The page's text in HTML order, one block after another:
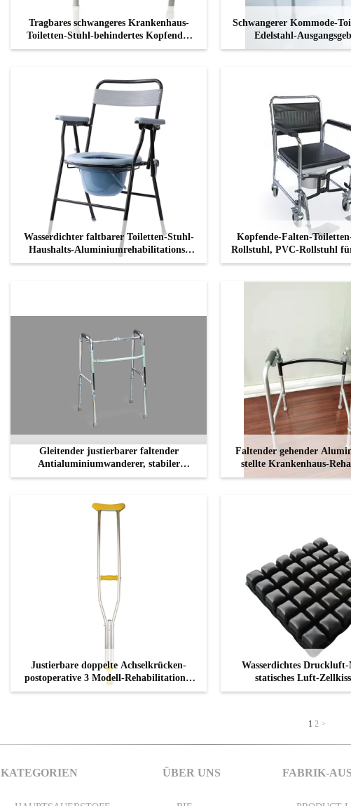
Tragbares schwangeres Krankenhaus-
Toiletten-Stuhl-behindertes Kopfende-
tragbare Kommode
Schwangerer Kommode-
Edelstahl-
Rehabilitations-
Wasserdichter faltbarer Toiletten-Stuhl-
Haushalts-Aluminiumrehabilitations-
Apparat
Kopfende-Falten-
Rollstuhl, PVC-Rollstuhl
Toilette
Gleitender justierbarer faltender
Antialuminiumwanderer, stabiler
leichter Rollator-Wanderer
Faltender gehender
stellte Krankenhaus-
Apparat wieder
Justierbare doppelte Achselkrücken-
postoperative 3 Modell-Rehabilitations-
Apparate
Wasserdichtes
statisches Luft-
wechselndes
1 2 >
KATEGORIEN ÜBER UNS FABRIK-